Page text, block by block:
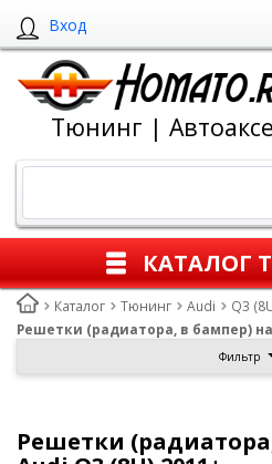
Вход
Тюнинг |
КАТАЛОГ
Каталог Тюнинг Audi
Q3
Решетки (радиатора, в бампер) на
Фильтр
Решетки